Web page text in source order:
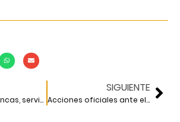
Gestión de cuencas, servicios ecosistémicos y planeación
SIGUIENTE
Acciones oficiales ante el desarrollo inmobiliario